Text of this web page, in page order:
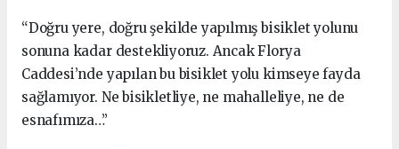
“Doğru yere, doğru şekilde yapılmış bisiklet yolunu
sonuna kadar destekliyoruz. Ancak Florya
Caddesi’nde yapılan bu bisiklet yolu kimseye fayda
sağlamıyor. Ne bisikletliye, ne mahalleliye, ne de
esnafımıza…”